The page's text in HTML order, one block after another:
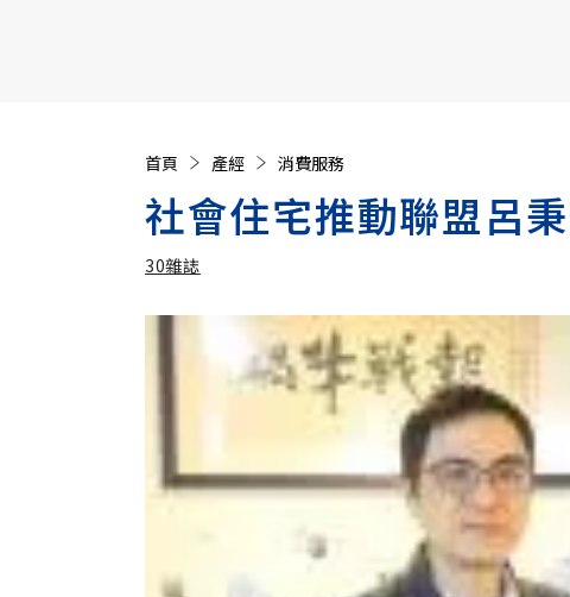
首頁 產經 消費服務
社會住宅推動聯盟呂
30雜誌
加入追蹤